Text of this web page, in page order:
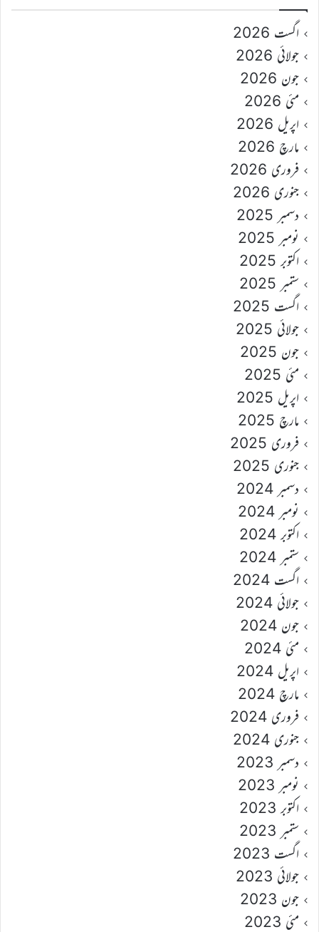
اگست 2026
جولائی 2026
جون 2026
مئی 2026
اپریل 2026
مارچ 2026
فروری 2026
جنوری 2026
دسمبر 2025
نومبر 2025
اکتوبر 2025
ستمبر 2025
اگست 2025
جولائی 2025
جون 2025
مئی 2025
اپریل 2025
مارچ 2025
فروری 2025
جنوری 2025
دسمبر 2024
نومبر 2024
اکتوبر 2024
ستمبر 2024
اگست 2024
جولائی 2024
جون 2024
مئی 2024
اپریل 2024
مارچ 2024
فروری 2024
جنوری 2024
دسمبر 2023
نومبر 2023
اکتوبر 2023
ستمبر 2023
اگست 2023
جولائی 2023
جون 2023
مئی 2023